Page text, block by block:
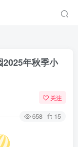
年秋季小
关注
658 15